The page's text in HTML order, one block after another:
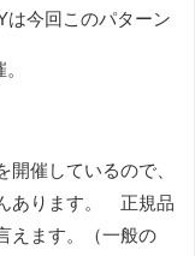
今回このパターン
開催しているので、
あります。 正規品
えます。（一般の